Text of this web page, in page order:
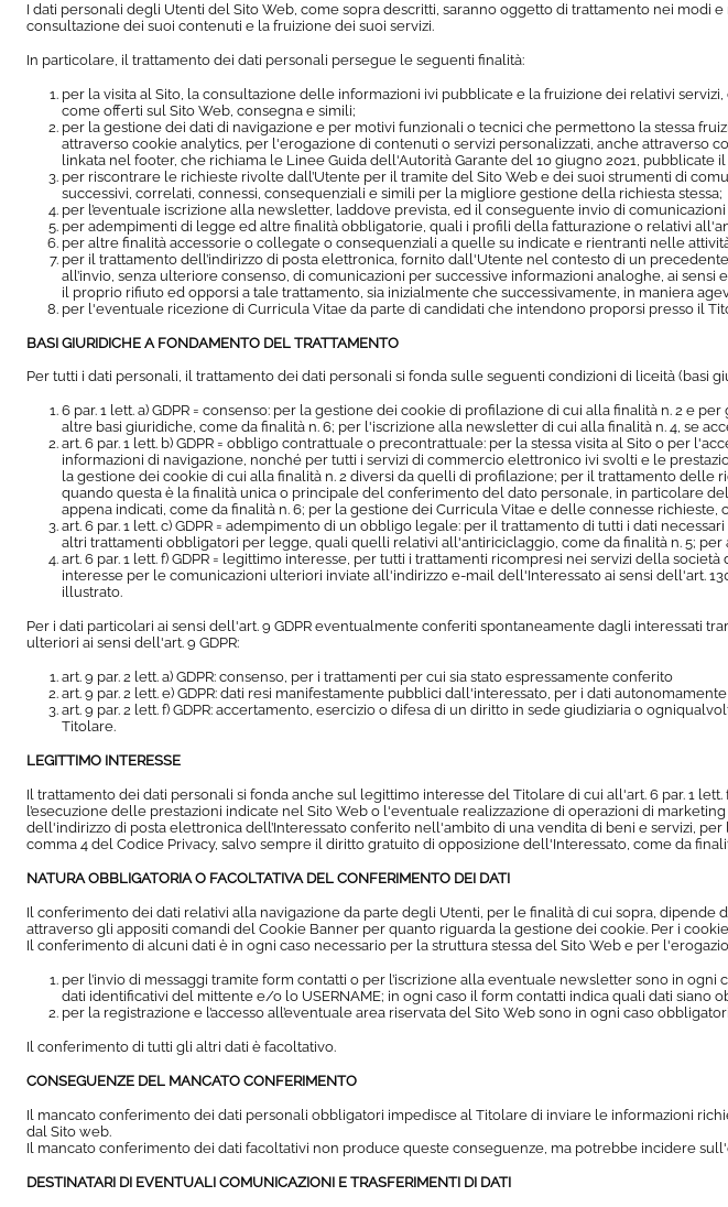
I dati personali degli Utenti del Sito Web, come sopra descritti, saranno oggetto di trattamento nei
consultazione dei suoi contenuti e la fruizione dei suoi servizi.
In particolare, il trattamento dei dati personali persegue le seguenti finalità:
per la visita al Sito, la consultazione delle informazioni ivi pubblicate e la fruizione dei relativi
come offerti sul Sito Web, consegna e simili;
per la gestione dei dati di navigazione e per motivi funzionali o tecnici che permettono la stessa
attraverso cookie analytics, per l'erogazione di contenuti o servizi personalizzati, anche attraverso
linkata nel footer, che richiama le Linee Guida dell'Autorità Garante del 10 giugno 2021, pubblicate il
per riscontrare le richieste rivolte dall’Utente per il tramite del Sito Web e dei suoi strumenti di
successivi, correlati, connessi, consequenziali e simili per la migliore gestione della richiesta stessa;
per l’eventuale iscrizione alla newsletter, laddove prevista, ed il conseguente invio di
per adempimenti di legge ed altre finalità obbligatorie, quali i profili della fatturazione o relativi
per altre finalità accessorie o collegate o consequenziali a quelle su indicate e rientranti nelle
per il trattamento dell’indirizzo di posta elettronica, fornito dall'Utente nel contesto di un
all’invio, senza ulteriore consenso, di comunicazioni per successive informazioni analoghe, ai
il proprio rifiuto ed opporsi a tale trattamento, sia inizialmente che successivamente, in maniera
per l'eventuale ricezione di Curricula Vitae da parte di candidati che intendono proporsi presso il
BASI GIURIDICHE A FONDAMENTO DEL TRATTAMENTO
Per tutti i dati personali, il trattamento dei dati personali si fonda sulle seguenti condizioni di liceità (basi
6 par. 1 lett. a) GDPR = consenso: per la gestione dei cookie di profilazione di cui alla finalità n. 2
altre basi giuridiche, come da finalità n. 6; per l'iscrizione alla newsletter di cui alla finalità n. 4, se
art. 6 par. 1 lett. b) GDPR = obbligo contrattuale o precontrattuale: per la stessa visita al Sito o per
informazioni di navigazione, nonché per tutti i servizi di commercio elettronico ivi svolti e le
la gestione dei cookie di cui alla finalità n. 2 diversi da quelli di profilazione; per il trattamento
quando questa è la finalità unica o principale del conferimento del dato personale, in particolare
appena indicati, come da finalità n. 6; per la gestione dei Curricula Vitae e delle connesse richieste,
art. 6 par. 1 lett. c) GDPR = adempimento di un obbligo legale: per il trattamento di tutti i dati
altri trattamenti obbligatori per legge, quali quelli relativi all'antiriciclaggio, come da finalità n. 5;
art. 6 par. 1 lett. f) GDPR = legittimo interesse, per tutti i trattamenti ricompresi nei servizi della
interesse per le comunicazioni ulteriori inviate all'indirizzo e-mail dell'Interessato ai sensi dell'art.
illustrato.
Per i dati particolari ai sensi dell'art. 9 GDPR eventualmente conferiti spontaneamente dagli interessati
ulteriori ai sensi dell'art. 9 GDPR:
art. 9 par. 2 lett. a) GDPR: consenso, per i trattamenti per cui sia stato espressamente conferito
art. 9 par. 2 lett. e) GDPR: dati resi manifestamente pubblici dall'interessato, per i dati
art. 9 par. 2 lett. f) GDPR: accertamento, esercizio o difesa di un diritto in sede giudiziaria o
Titolare.
LEGITTIMO INTERESSE
Il trattamento dei dati personali si fonda anche sul legittimo interesse del Titolare di cui all'art. 6 par. 1
l’esecuzione delle prestazioni indicate nel Sito Web o l'eventuale realizzazione di operazioni di
dell'indirizzo di posta elettronica dell’Interessato conferito nell'ambito di una vendita di beni e servizi,
comma 4 del Codice Privacy, salvo sempre il diritto gratuito di opposizione dell'Interessato, come da
NATURA OBBLIGATORIA O FACOLTATIVA DEL CONFERIMENTO DEI DATI
Il conferimento dei dati relativi alla navigazione da parte degli Utenti, per le finalità di cui sopra,
attraverso gli appositi comandi del Cookie Banner per quanto riguarda la gestione dei cookie. Per i
Il conferimento di alcuni dati è in ogni caso necessario per la struttura stessa del Sito Web e per
per l’invio di messaggi tramite form contatti o per l’iscrizione alla eventuale newsletter sono in
dati identificativi del mittente e/o lo USERNAME; in ogni caso il form contatti indica quali dati siano
per la registrazione e l’accesso all’eventuale area riservata del Sito Web sono in ogni caso
Il conferimento di tutti gli altri dati è facoltativo.
CONSEGUENZE DEL MANCATO CONFERIMENTO
Il mancato conferimento dei dati personali obbligatori impedisce al Titolare di inviare le informazioni
dal Sito web.
Il mancato conferimento dei dati facoltativi non produce queste conseguenze, ma potrebbe incidere
DESTINATARI DI EVENTUALI COMUNICAZIONI E TRASFERIMENTI DI DATI